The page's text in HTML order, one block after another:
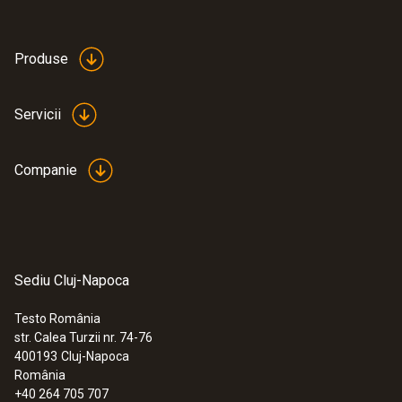
Produse
Servicii
Companie
Sediu Cluj-Napoca
Testo România
str. Calea Turzii nr. 74-76
400193 Cluj-Napoca
România
+40 264 705 707